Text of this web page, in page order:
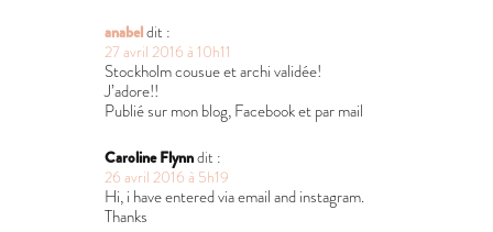
anabeldit :
27 avril 2016 à 10h11
Stockholm cousue et archi validée!
J’adore!!
Publié sur mon blog, Facebook et par mail
Caroline Flynndit :
26 avril 2016 à 5h19
Hi, i have entered via email and instagram.
Thanks